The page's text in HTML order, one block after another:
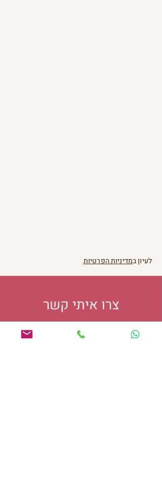
לעיון במדיניות הפרטיות
צרו איתי קשר
054-8184767